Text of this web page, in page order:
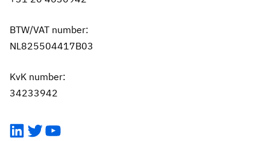
BTW/VAT number:
NL825504417B03
KvK number:
34233942
LinkedIn
TwitterYouTube